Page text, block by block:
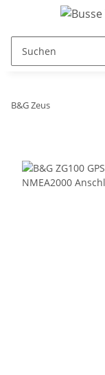
B&G Zeus